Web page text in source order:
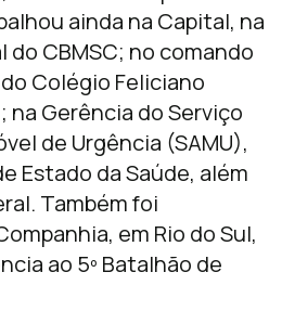
ainda na Capital, na
do CBMSC; no comando
Colégio Feliciano
na Gerência do Serviço
de Urgência (SAMU),
Estado da Saúde, além
Também foi
em Rio do Sul,
ao 5º Batalhão de